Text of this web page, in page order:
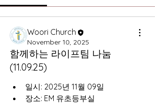
Woori Church
November 10, 2025
함께하는 라이프팀 나눔
(11.09.25)
일시: 2025년 11월 09일
장소: EM 유초등부실